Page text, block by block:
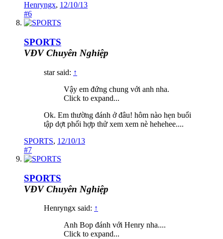
Henryngx, 12/10/13
#6
SPORTS
VĐV Chuyên Nghiệp
star said: ↑
Vậy em đứng chung với anh nha.
Click to expand...
Ok. Em thường đánh ở đâu! hôm nào hẹn buổi
tập dợt phối hợp thử xem xem nè hehehee....
SPORTS, 12/10/13
#7
SPORTS
VĐV Chuyên Nghiệp
Henryngx said: ↑
Anh Bop đánh với Henry nha....
Click to expand...